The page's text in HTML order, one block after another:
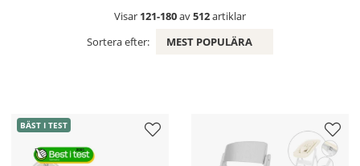
Visar 121-180av512artiklar
Sortera efter:
MEST POPULÄRA
BÄST I TEST